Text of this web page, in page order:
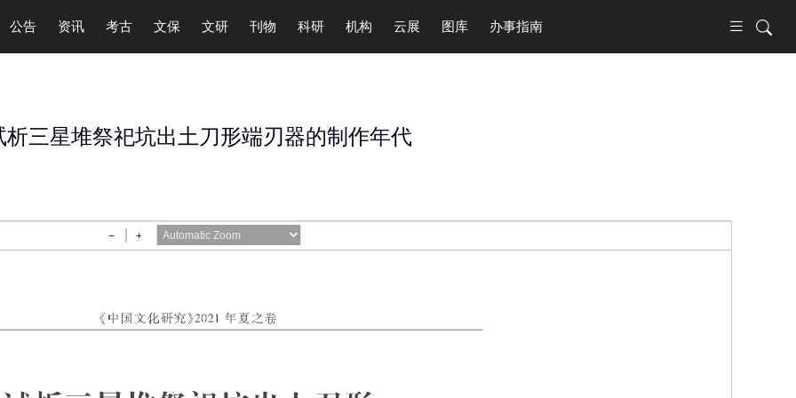
公告 资讯 考古 文保 文研 刊物 科研 机构 云展 图库 办事指南
析三星堆祭祀坑出土刀形端刃器的制作年代